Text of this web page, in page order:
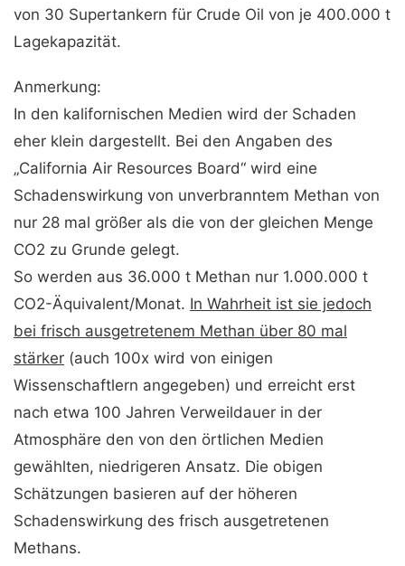
von 30 Supertankern für Crude Oil von je 400.000 t
Lagekapazität.
Anmerkung:
In den kalifornischen Medien wird der Schaden
eher klein dargestellt. Bei den Angaben des
„California Air Resources Board“ wird eine
Schadenswirkung von unverbranntem Methan von
nur 28 mal größer als die von der gleichen Menge
CO2 zu Grunde gelegt.
So werden aus 36.000 t Methan nur 1.000.000 t
CO2-Äquivalent/Monat. In Wahrheit ist sie jedoch
bei frisch ausgetretenem Methan über 80 mal
stärker (auch 100x wird von einigen
Wissenschaftlern angegeben) und erreicht erst
nach etwa 100 Jahren Verweildauer in der
Atmosphäre den von den örtlichen Medien
gewählten, niedrigeren Ansatz. Die obigen
Schätzungen basieren auf der höheren
Schadenswirkung des frisch ausgetretenen
Methans.